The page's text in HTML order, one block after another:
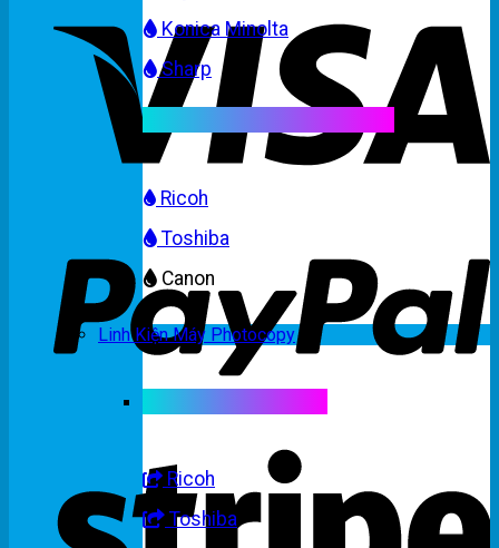
Konica Minolta
Sharp
Ricoh
Toshiba
Canon
Linh Kiện Máy Photocopy
Ricoh
Toshiba